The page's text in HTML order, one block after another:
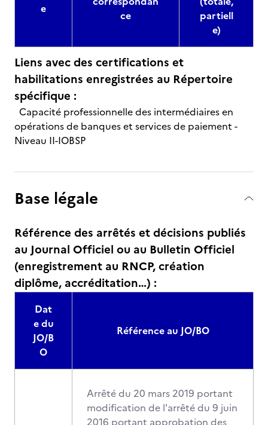
e
ce
partiell
e)
Liens avec des certifications et
habilitations enregistrées au Répertoire
spécifique :
Capacité professionnelle des intermédiaires en
opérations de banques et services de paiement -
Niveau II-IOBSP
Base légale
Référence des arrêtés et décisions publiés
au Journal Officiel ou au Bulletin Officiel
(enregistrement au RNCP, création
diplôme, accréditation…) :
Dat
e du
JO/B
O
Référence au JO/BO
Arrêté du 20 mars 2019 portant
modification de l'arrêté du 9 juin
2016 portant approbation des